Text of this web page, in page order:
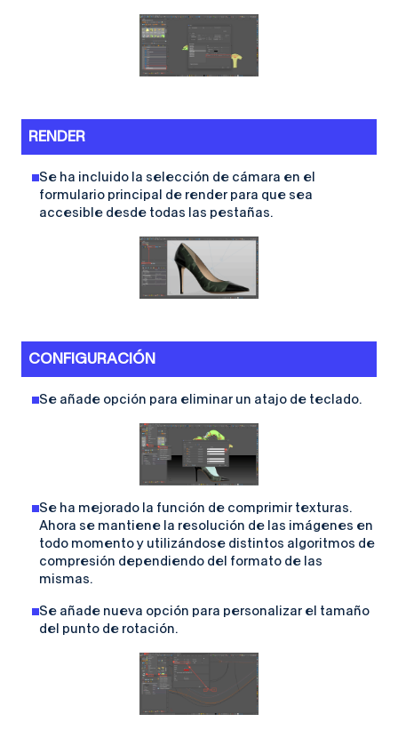
RENDER
Se ha incluido la selección de cámara en el
formulario principal de render para que sea
accesible desde todas las pestañas.
CONFIGURACIÓN
Se añade opción para eliminar un atajo de teclado.
Se ha mejorado la función de comprimir texturas.
Ahora se mantiene la resolución de las imágenes en
todo momento y utilizándose distintos algoritmos de
compresión dependiendo del formato de las
mismas.
Se añade nueva opción para personalizar el tamaño
del punto de rotación.